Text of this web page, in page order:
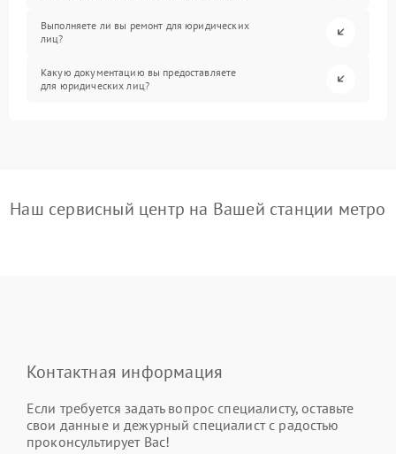
Выполняете ли вы ремонт для юридических
лиц?
Какую документацию вы предоставляете
для юридических лиц?
Наш сервисный центр на Вашей станции метро
Контактная информация
Если требуется задать вопрос специалисту, оставьте
свои данные и дежурный специалист с радостью
проконсультирует Вас!